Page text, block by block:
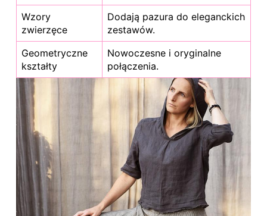
Wzory
zwierzęce
Dodają pazura do eleganckich
zestawów.
Geometryczne
kształty
Nowoczesne i oryginalne
połączenia.